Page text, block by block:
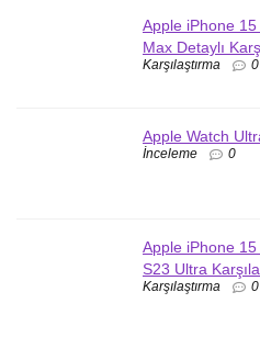
Apple iPhone
Max Detaylı
Karşılaştırma 0
Apple Watch
İnceleme 0
Apple iPhone
S23 Ultra
Karşılaştırma 0